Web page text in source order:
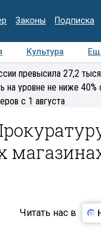
Законы Подписка
Культура
превысила 27,2
уровне не ниже 40%
с 1 августа
Читать нас в